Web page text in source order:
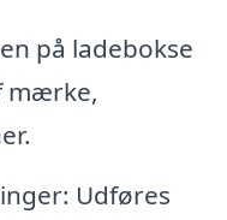
på ladebokse
mærke,
Udføres